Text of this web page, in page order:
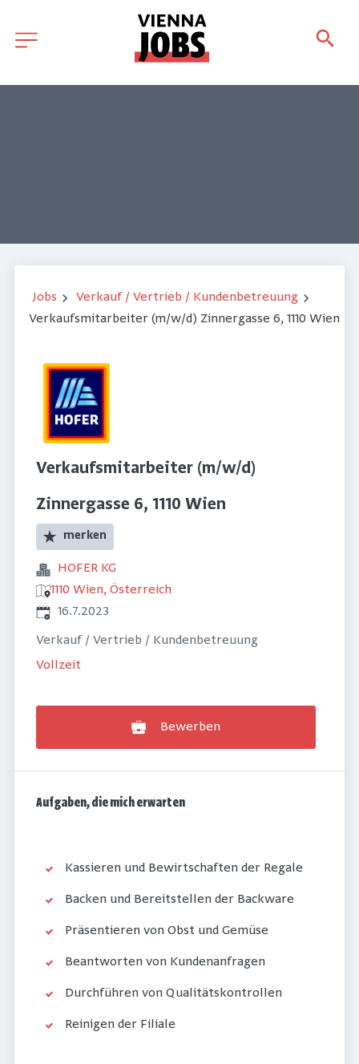
Jobs
Verkauf / Vertrieb / Kundenbetreuung
Verkaufsmitarbeiter (m/w/d) Zinnergasse 6, 1110 Wien
Verkaufsmitarbeiter (m/w/d)
Zinnergasse 6, 1110 Wien
merken
HOFER KG
1110 Wien, Österreich
Veröffentlicht
16.7.2023
Verkauf / Vertrieb / Kundenbetreuung
Vollzeit
Bewerben
Aufgaben, die mich erwarten
Kassieren und Bewirtschaften der Regale
Backen und Bereitstellen der Backware
Präsentieren von Obst und Gemüse
Beantworten von Kundenanfragen
Durchführen von Qualitätskontrollen
Reinigen der Filiale